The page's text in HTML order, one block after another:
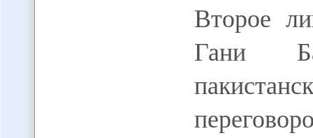
Второе
Гани